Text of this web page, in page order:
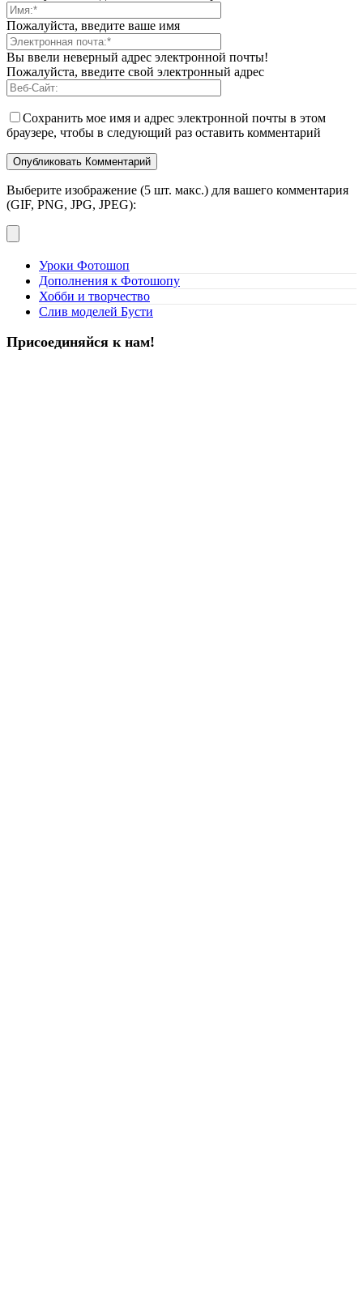
Пожалуйста, введите ваше имя
Вы ввели неверный адрес электронной почты!
Пожалуйста, введите свой электронный адрес
Сохранить мое имя и адрес электронной почты в этом
браузере, чтобы в следующий раз оставить комментарий
Выберите изображение (5 шт. макс.) для вашего комментария
(GIF, PNG, JPG, JPEG):
Уроки Фотошоп
Дополнения к Фотошопу
Хобби и творчество
Слив моделей Бусти
Присоединяйся к нам!